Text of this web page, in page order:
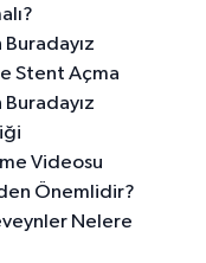
Stent Açma
Videosu
Önemlidir?
Nelere